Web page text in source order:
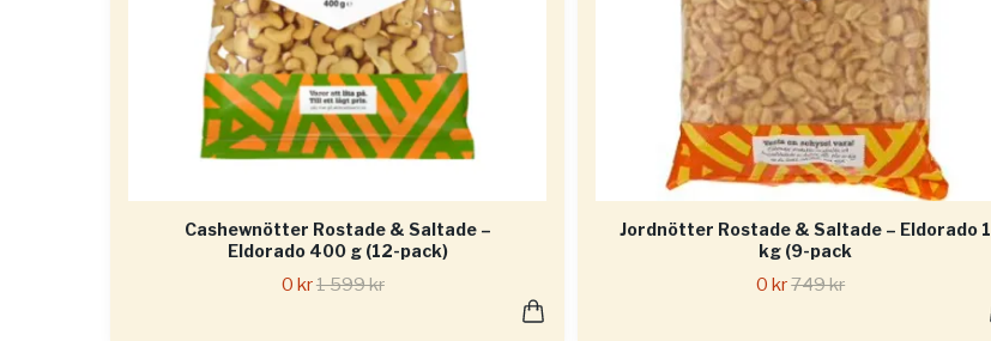
Cashewnötter Rostade & Saltade –
Eldorado 400 g (12-pack)
0 kr1 599 kr
Jordnötter Rostade & Saltade – Eldorado 1
kg (9-pack
0 kr749 kr